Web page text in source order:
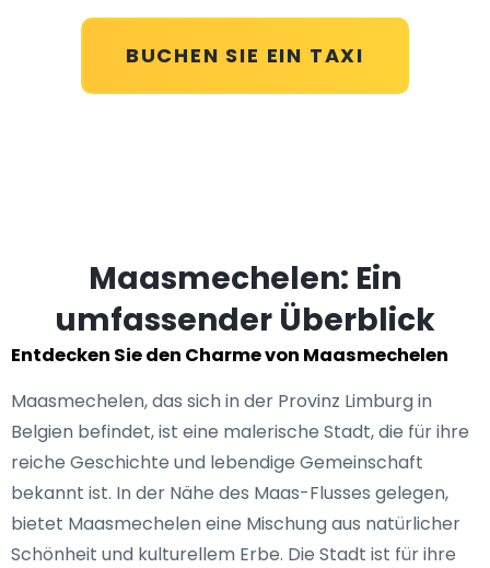
BUCHEN SIE EIN TAXI
Maasmechelen: Ein
umfassender Überblick
Entdecken Sie den Charme von Maasmechelen
Maasmechelen, das sich in der Provinz Limburg in
Belgien befindet, ist eine malerische Stadt, die für ihre
reiche Geschichte und lebendige Gemeinschaft
bekannt ist. In der Nähe des Maas-Flusses gelegen,
bietet Maasmechelen eine Mischung aus natürlicher
Schönheit und kulturellem Erbe. Die Stadt ist für ihre